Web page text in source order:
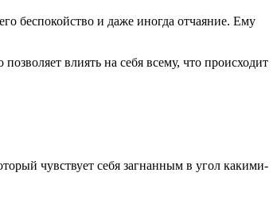
беспокойство и даже иногда отчаяние. Ему
влиять на себя всему, что происходит
чувствует себя загнанным в угол какими-